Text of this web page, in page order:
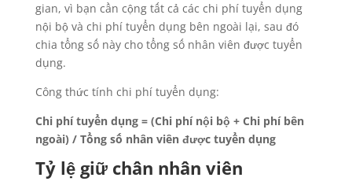
gian, vì bạn cần cộng tất cả các chi phí tuyển dụng
nội bộ và chi phí tuyển dụng bên ngoài lại, sau đó
chia tổng số này cho tổng số nhân viên được tuyển
dụng.
Công thức tính chi phí tuyển dụng:
Chi phí tuyển dụng = (Chi phí nội bộ + Chi phí bên
ngoài) / Tổng số nhân viên được tuyển dụng
Tỷ lệ giữ chân nhân viên